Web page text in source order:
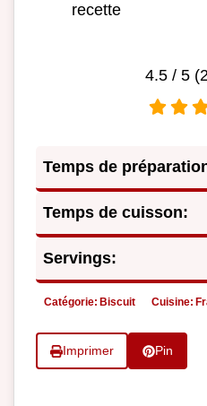
recette
4.5/ 5 (
Temps de
Temps de cuisson:
Servings:
Catégorie: Biscuit Cuisine:
Imprimer Pin